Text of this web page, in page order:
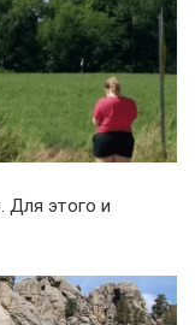
Для этого и